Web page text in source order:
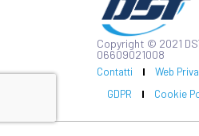
Copyright © 2021
06609021008
Contatti Web
GDPR
Cookie